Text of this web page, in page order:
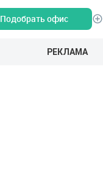
Подобрать офис
РЕКЛАМА